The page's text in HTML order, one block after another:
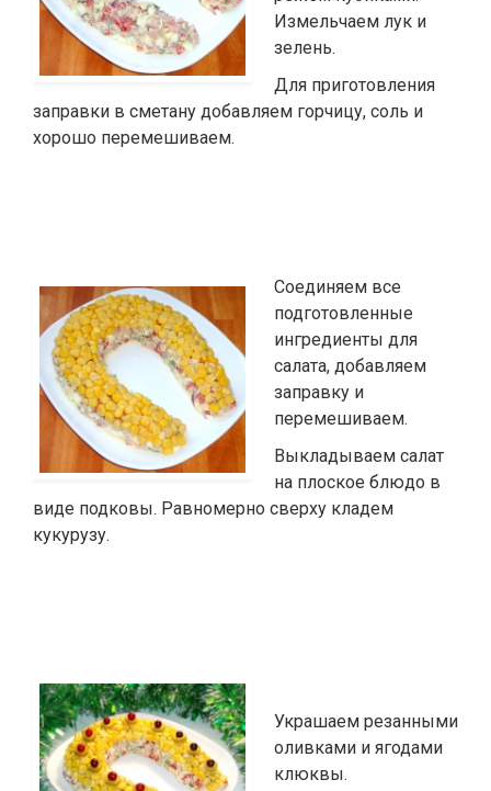
Измельчаем лук и
зелень.
Для приготовления
заправки в сметану добавляем горчицу, соль и
хорошо перемешиваем.
Соединяем все
подготовленные
ингредиенты для
салата, добавляем
заправку и
перемешиваем.
Выкладываем салат
на плоское блюдо в
виде подковы. Равномерно сверху кладем
кукурузу.
Украшаем резанными
оливками и ягодами
клюквы.